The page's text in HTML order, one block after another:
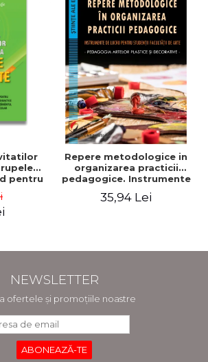
pentru
-
Ion
Repere metodologice in
organizarea practicii
pedagogice. Instrumente
facultatii de arte.
35,94 Lei
NEWSLETTER
ofertele și promoțiile noastre